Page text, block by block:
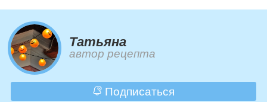
Татьяна
автор рецепта
Подписаться